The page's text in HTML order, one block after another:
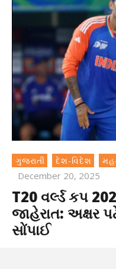
ગુજરાતી દેશ-વિદેશ
December 20, 2025
T20 વર્લ્ડ કપ
જાહેરાત: અક્ષર
સોંપાઈ